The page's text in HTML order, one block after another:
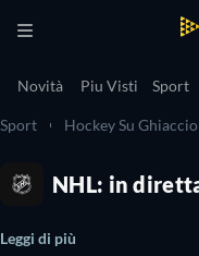
Novità Piu Visti Sport
Sport Hockey Su Ghiaccio
NHL: in
Leggi di più